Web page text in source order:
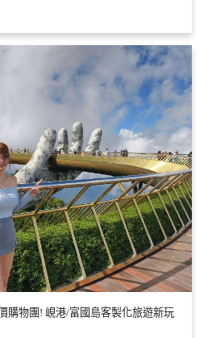
購物團! 峴港/富國島客製化旅遊新玩